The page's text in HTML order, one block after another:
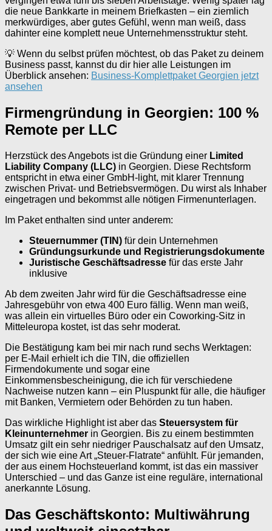
die neue Bankkarte in meinem Briefkasten – ein ziemlich
merkwürdiges, aber gutes Gefühl, wenn man weiß, dass
dahinter eine komplett neue Unternehmensstruktur steht.
💡 Wenn du selbst prüfen möchtest, ob das Paket zu deinem
Business passt, kannst du dir hier alle Leistungen im
Überblick ansehen: Business-Komplettpaket Georgien jetzt
ansehen
Firmengründung in Georgien: 100 %
Remote per LLC
Herzstück des Angebots ist die Gründung einer Limited
Liability Company (LLC) in Georgien. Diese Rechtsform
entspricht in etwa einer GmbH-light, mit klarer Trennung
zwischen Privat- und Betriebsvermögen. Du wirst als Inhaber
eingetragen und bekommst alle nötigen Firmenunterlagen.
Im Paket enthalten sind unter anderem:
Steuernummer (TIN) für dein Unternehmen
Gründungsurkunde und Registrierungsdokumente
Juristische Geschäftsadresse für das erste Jahr
inklusive
Ab dem zweiten Jahr wird für die Geschäftsadresse eine
Jahresgebühr von etwa 400 Euro fällig. Wenn man weiß,
was allein ein virtuelles Büro oder ein Coworking-Sitz in
Mitteleuropa kostet, ist das sehr moderat.
Die Bestätigung kam bei mir nach rund sechs Werktagen:
per E-Mail erhielt ich die TIN, die offiziellen
Firmendokumente und sogar eine
Einkommensbescheinigung, die ich für verschiedene
Nachweise nutzen kann – ein Pluspunkt für alle, die häufiger
mit Banken, Vermietern oder Behörden zu tun haben.
Das wirkliche Highlight ist aber das Steuersystem für
Kleinunternehmer in Georgien. Bis zu einem bestimmten
Umsatz gilt ein sehr niedriger Pauschalsatz auf den Umsatz,
der sich wie eine Art „Steuer-Flatrate“ anfühlt. Für jemanden,
der aus einem Hochsteuerland kommt, ist das ein massiver
Unterschied – und das Ganze ist eine reguläre, international
anerkannte Lösung.
Das Geschäftskonto: Multiwährung